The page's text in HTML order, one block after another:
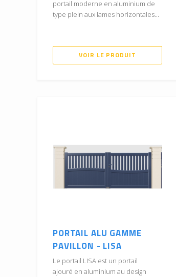
portail moderne en aluminium de
type plein aux lames horizontales...
VOIR LE PRODUIT
PORTAIL ALU GAMME
PAVILLON - LISA
Le portail LISA est un portail
ajouré en aluminium au design